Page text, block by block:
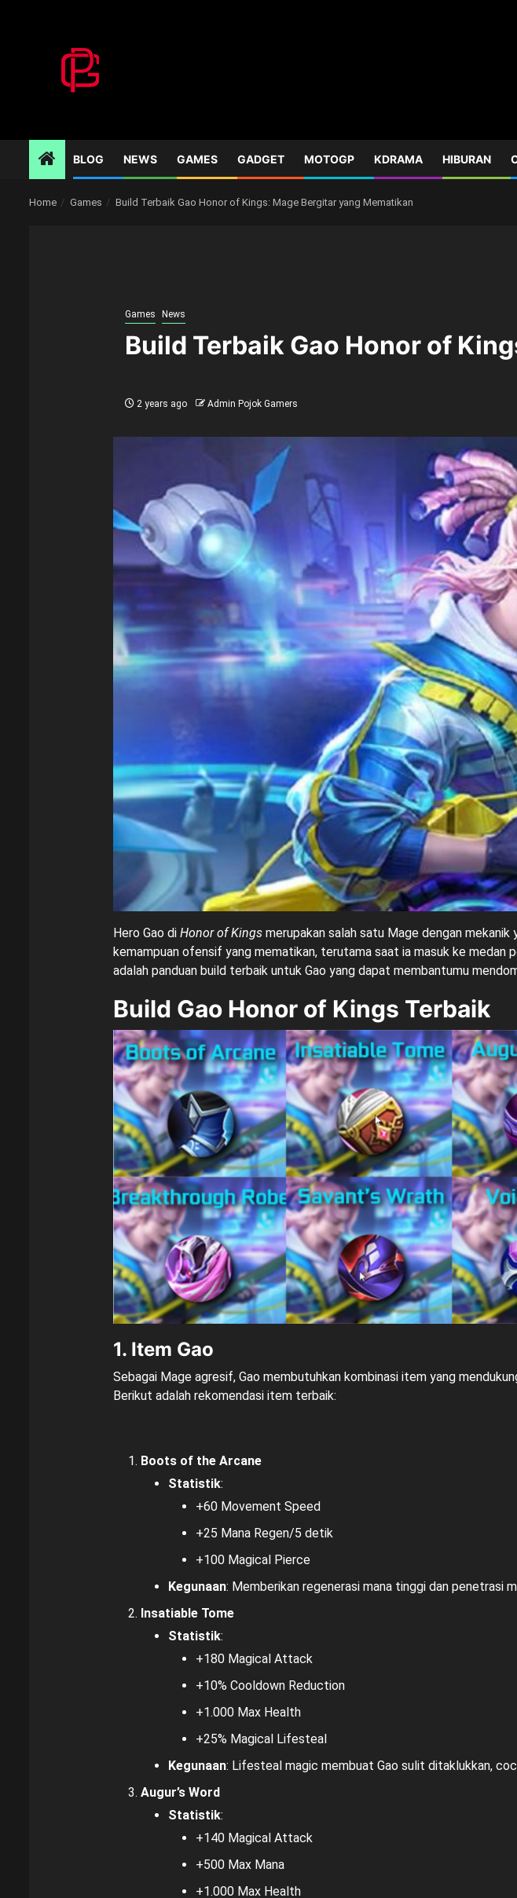
BLOG NEWS GAMES GADGET MOTOGP KDRAMA HIBURAN
Home Games Build Terbaik Gao Honor of Kings: Mage Bergitar yang Mematikan
Games News
Build Terbaik Gao Honor of
2 years ago Admin Pojok Gamers
Hero Gao di Honor of Kingsmerupakan salah satu Mage dengan mekanik
kemampuan ofensif yang mematikan, terutama saat ia masuk ke medan
adalah panduan build terbaik untuk Gao yang dapat membantumu
Build Gao Honor of Kings Terbaik
1. Item Gao
Sebagai Mage agresif, Gao membutuhkan kombinasi item yang
Berikut adalah rekomendasi item terbaik:
Boots of the Arcane
Statistik:
+60 Movement Speed
+25 Mana Regen/5 detik
+100 Magical Pierce
Kegunaan: Memberikan regenerasi mana tinggi dan penetrasi
Insatiable Tome
Statistik:
+180 Magical Attack
+10% Cooldown Reduction
+1.000 Max Health
+25% Magical Lifesteal
Kegunaan: Lifesteal magic membuat Gao sulit ditaklukkan,
Augur’s Word
Statistik:
+140 Magical Attack
+500 Max Mana
+1.000 Max Health